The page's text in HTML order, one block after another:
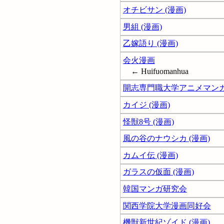
オチビサン (漫画)
男組 (漫画)
乙嫁語り (漫画)
会火漫画
← Huifuomanhua
開志専門職大学アニメマン
カイジ (漫画)
怪獣8号 (漫画)
風の谷のナウシカ (漫画)
カムイ伝 (漫画)
ガラスの仮面 (漫画)
韓国マンガ研究会
関西学院大学漫画同好会